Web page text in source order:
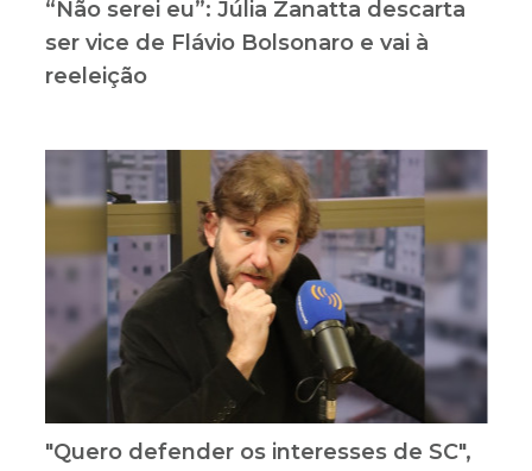
“Não serei eu”: Júlia Zanatta descarta
ser vice de Flávio Bolsonaro e vai à
reeleição
"Quero defender os interesses de SC",